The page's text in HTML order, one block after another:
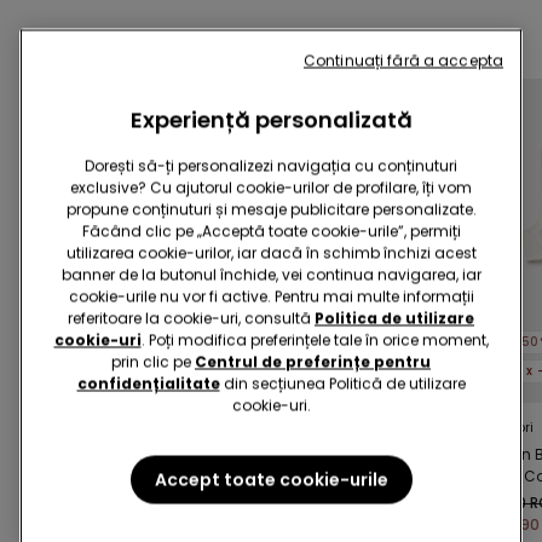
Completati promovarea5 x -70%
Efect modelator
-50%
Salopetă Scurtă
Shaping Fără Tiv
Microfibră reciclată
-50%
5 x -70%
Sutien tip Bandeau
Ușor Căptușit
Microfibră Reciclată
99,90 RON
-
5
2 Culori
Paris
89,90
Experiență personalizată
Dorești să-ți personalizezi navigația cu conținuturi
exclusive? Cu ajutorul cookie-urilor de profilare, îți vom
propune conținuturi și mesaje publicitare personalizate.
Făcând clic pe „Acceptă toate cookie-urile”, permiți
utilizarea cookie-urilor, iar dacă în schimb închizi acest
banner de la butonul închide, vei continua navigarea, iar
cookie-urile nu vor fi active. Pentru mai multe informații
referitoare la cookie-uri, consultă Politica de utilizare
cookie-uri. Poți modifica preferințele tale în orice moment,
prin clic pe Centrul de preferințe pentru
confidențialitatedin secțiunea Politică de utilizare
cookie-uri.
Accept toate cookie-urile
Continuați fără a accepta